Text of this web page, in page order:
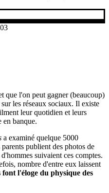
que l'on peut gagner (beaucoup)
les réseaux sociaux. Il existe
leur quotidien et leurs
en banque.
a examiné quelque 5000
publient des photos de
suivaient ces comptes.
nombre d'entre eux laissent
font l'éloge du physique des